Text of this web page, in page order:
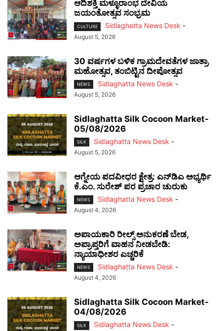
ಆದಿಶಕ್ತಿ ಮಳ್ಳೂರಾಂಭ ದೇವಿಯ
ಜಯಂತೋತ್ಸವ ಸಂಭ್ರಮ
CULTURE Sidlaghatta News Desk -
August 5, 2026
30 ವರ್ಷಗಳ ಬಳಿಕ ಗ್ರಾಮದೇವತೆಗಳ ಜಾತ್ರಾ
ಮಹೋತ್ಸವ, ತಂಬಿಟ್ಟಿನ ದೀಪೋತ್ಸವ
NEWS Sidlaghatta News Desk -
August 5, 2026
Sidlaghatta Silk Cocoon Market-
05/08/2026
SILK Sidlaghatta News Desk -
August 5, 2026
ಆಗ್ನೇಯ ಪದವೀಧರ ಕ್ಷೇತ್ರ: ಎನ್‌ಡಿಎ ಅಭ್ಯರ್ಥಿ
ಕೆ.ಎಂ. ಸುರೇಶ್ ಪರ ಪ್ರಚಾರ ಚುರುಕು
NEWS Sidlaghatta News Desk -
August 4, 2026
ಅಪಾಯಕಾರಿ ರೀಲ್ಸ್ ಅನುಕರಣೆ ಬೇಡ,
ಅಪ್ರಾಪ್ತರಿಗೆ ವಾಹನ ನೀಡಬೇಡಿ:
ನ್ಯಾಯಾಧೀಶರ ಎಚ್ಚರಿಕೆ
NEWS Sidlaghatta News Desk -
August 4, 2026
Sidlaghatta Silk Cocoon Market-
04/08/2026
SILK Sidlaghatta News Desk -